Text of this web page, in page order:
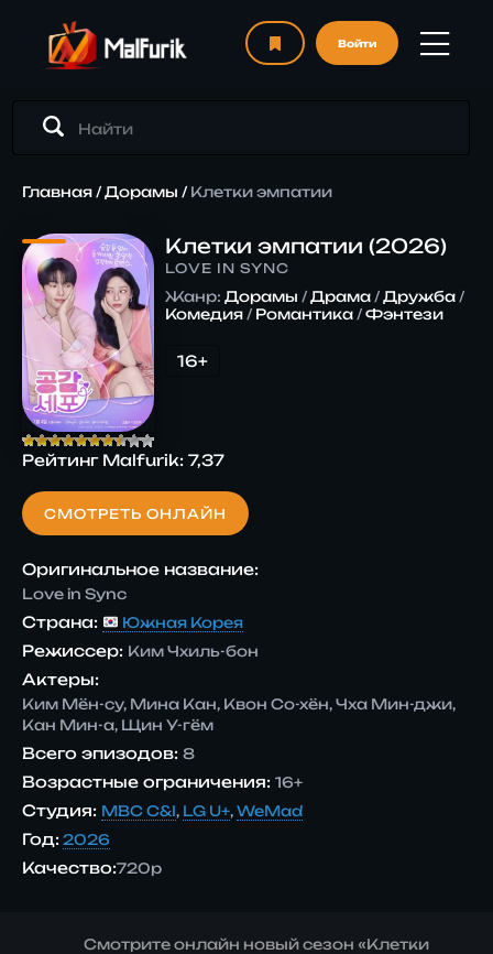
Войти
Главная/Дорамы / Клетки эмпатии
Клетки эмпатии (2026)
LOVE IN SYNC
Жанр: Дорамы /Драма /Дружба /
Комедия / Романтика /Фэнтези
16+
Рейтинг Malfurik: 7,37
СМОТРЕТЬ ОНЛАЙН
Оригинальное название:
Love in Sync
Страна: Южная Корея
Режиссер: Ким Чхиль-бон
Актеры:
Ким Мён-су, Мина Кан, Квон Со-хён, Чха Мин-джи,
Кан Мин-а, Щин У-гём
Всего эпизодов: 8
Возрастные ограничения: 16+
Студия: MBC C&I, LG U+,WeMad
Год:2026
Качество:720p
Смотрите онлайн новый сезон «Клетки